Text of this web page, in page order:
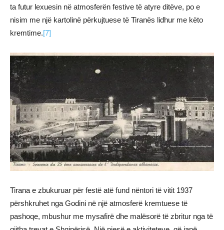
ta futur lexuesin në atmosferën festive të atyre ditëve, po e
nisim me një kartolinë përkujtuese të Tiranës lidhur me këto
kremtime.[7]
Tirana e zbukuruar për festë atë fund nëntori të vitit 1937
përshkruhet nga Godini në një atmosferë kremtuese të
pashoqe, mbushur me mysafirë dhe malësorë të zbritur nga të